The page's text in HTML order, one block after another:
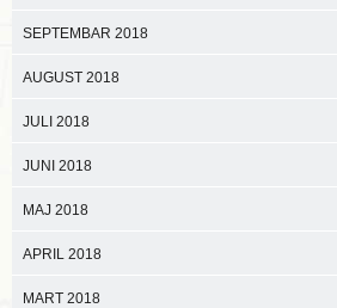
SEPTEMBAR 2018
AUGUST 2018
JULI 2018
JUNI 2018
MAJ 2018
APRIL 2018
MART 2018